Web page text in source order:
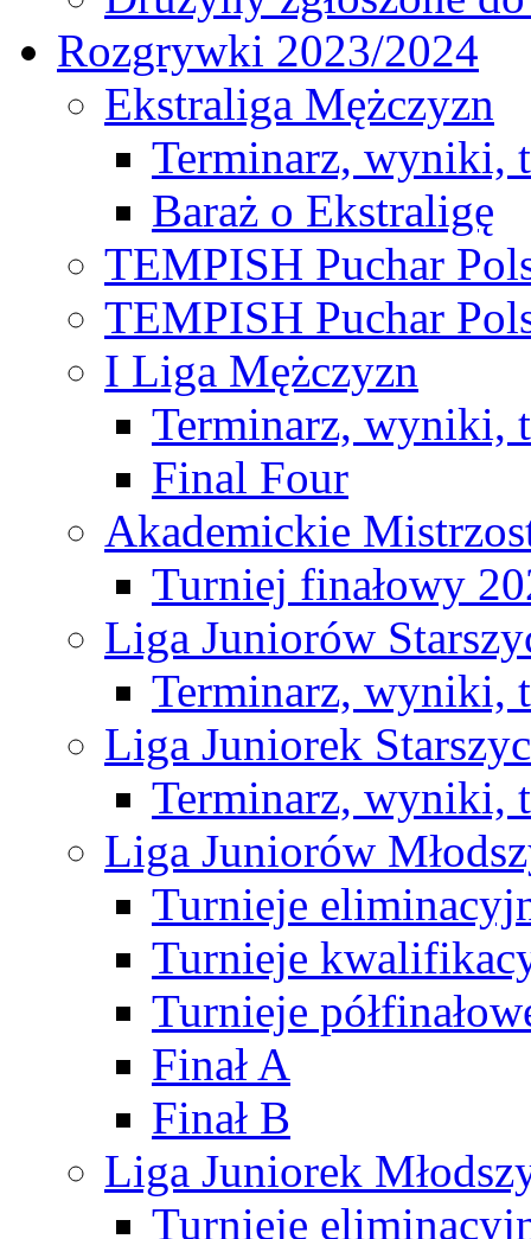
Rozgrywki 2023/2024
Ekstraliga Mężczyzn
Terminarz, wyniki,
Baraż o Ekstraligę
TEMPISH Puchar
TEMPISH Puchar
I Liga Mężczyzn
Terminarz, wyniki,
Final Four
Akademickie
Turniej finałowy
Liga Juniorów
Terminarz, wyniki,
Liga Juniorek
Terminarz, wyniki,
Liga Juniorów
Turnieje
Turnieje
Turnieje
Finał A
Finał B
Liga Juniorek
Turnieje